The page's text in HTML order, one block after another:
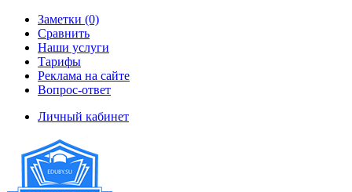
Заметки (0)
Сравнить
Наши услуги
Тарифы
Реклама на сайте
Вопрос-ответ
Личный кабинет